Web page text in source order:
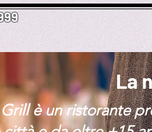
La
è un ristorante